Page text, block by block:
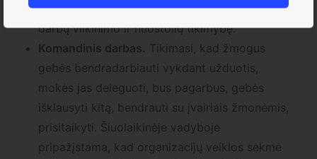
keliančiomis aplinkybėmis, taip sumažindamas
darbų vilkinimo ir nuostolių tikimybę.
Komandinis darbas. Tikimasi, kad žmogus
gebės bendradarbiauti vykdant užduotis,
mokės jas deleguoti, bus pagarbus, gebės
išklausyti kitą, bendrauti su įvairiais žmonėmis,
prisitaikyti. Šiuolaikinėje vadyboje
pripažįstama, kad organizacijų veiklos sėkmė